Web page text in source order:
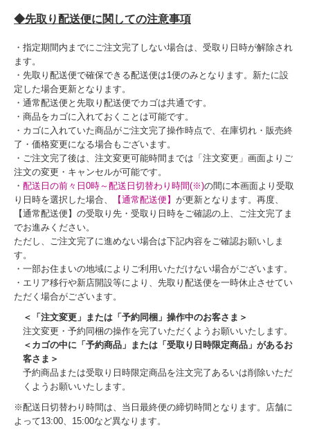
◆先取り配送便に関しての注意事項
・指定期間内までにご注文完了しない場合は、受取り日時が解除され
ます。
・先取り配送便で確保できる配送便は1便のみとなります。新たに設
定した場合更新となります。
・通常配送便と先取り配送便でカゴは共通です。
・商品をカゴに入れておくことは可能です。
・カゴに入れていた商品がご注文完了操作時点で、在庫切れ・販売終
了・価格変更になる場合もございます。
・ご注文完了後は、注文変更可能時間までは「注文変更」画面よりご
注文の変更・キャンセルが可能です。
・ 配送日の前々日0時～配送日切替わり時間(※)の間に本画面より受取
り日時を選択した場合、
【通常配送便】 が更新となります。再度、
【通常配送便】の受取り先・受取り日時をご確認の上、ご注文完了ま
でお進みください。
ただし、ご注文完了に進めない場合は下記内容をご確認お願いしま
す。
・一部お住まいの地域によりご利用いただけない場合がございます。
・エリア移行や新店開設等により、先取り配送便を一時休止させてい
ただく場合がございます。
＜「注文変更」または「予約同梱」操作中のお客さま＞
注文変更・予約同梱の操作を完了いただくようお願いいたします。
＜カゴの中に「予約商品」または「受取り日時限定商品」があるお
客さま＞
予約商品または受取り日時限定商品を注文完了あるいは削除いただ
くようお願いいたします。
※配送日切替わり時間は、当日最終便の締切時間となります。店舗に
よって13:00、15:00など異なります。